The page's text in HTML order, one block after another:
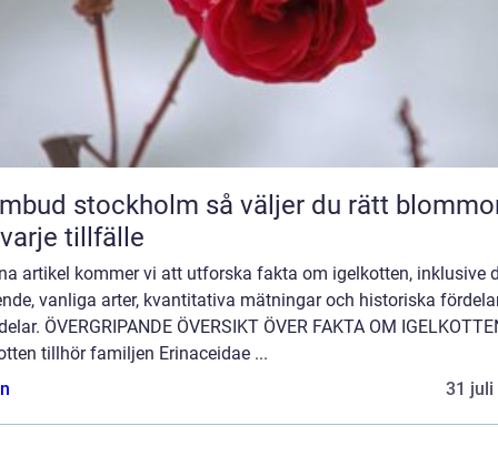
stockholm så väljer du rätt blommor
tillfälle
artikel kommer vi att utforska fakta om igelkotten, inklusive
vanliga arter, kvantitativa mätningar och historiska
ÖVERGRIPANDE ÖVERSIKT ÖVER FAKTA OM
tillhör familjen Erinaceidae ...
31 juli